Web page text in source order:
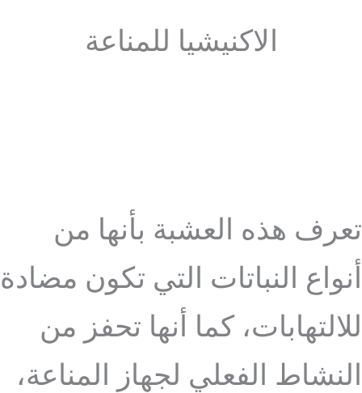
الاكنيشيا للمناعة
تعرف هذه العشبة بأنها من
أنواع النباتات التي تكون مضادة
للالتهابات، كما أنها تحفز من
النشاط الفعلي لجهاز المناعة،